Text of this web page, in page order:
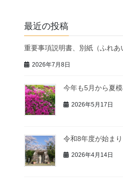
最近の投稿
重要事項説明書、別紙（ふれあ
2026年7月8日
今年も5月から夏
2026年5月17日
令和8年度が始ま
2026年4月14日